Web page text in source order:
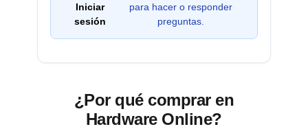
Iniciar
sesión
para hacer o responder
preguntas.
¿Por qué comprar en
Hardware Online?